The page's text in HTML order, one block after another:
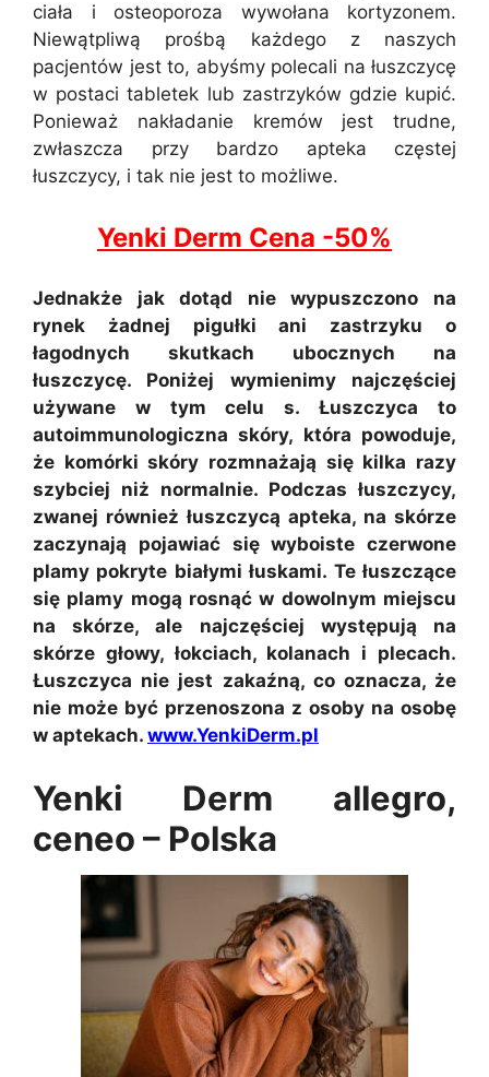
ciała i osteoporoza wywołana kortyzonem.
Niewątpliwą prośbą każdego z naszych
pacjentów jest to, abyśmy polecali na łuszczycę
w postaci tabletek lub zastrzyków gdzie kupić.
Ponieważ nakładanie kremów jest trudne,
zwłaszcza przy bardzo apteka częstej
łuszczycy, i tak nie jest to możliwe.
Yenki Derm Cena -50%
Jednakże jak dotąd nie wypuszczono na
rynek żadnej pigułki ani zastrzyku o
łagodnych skutkach ubocznych na
łuszczycę. Poniżej wymienimy najczęściej
używane w tym celu s. Łuszczyca to
autoimmunologiczna skóry, która powoduje,
że komórki skóry rozmnażają się kilka razy
szybciej niż normalnie. Podczas łuszczycy,
zwanej również łuszczycą apteka, na skórze
zaczynają pojawiać się wyboiste czerwone
plamy pokryte białymi łuskami. Te łuszczące
się plamy mogą rosnąć w dowolnym miejscu
na skórze, ale najczęściej występują na
skórze głowy, łokciach, kolanach i plecach.
Łuszczyca nie jest zakaźną, co oznacza, że
nie może być przenoszona z osoby na osobę
w aptekach. www.YenkiDerm.pl
Yenki Derm allegro,
ceneo – Polska